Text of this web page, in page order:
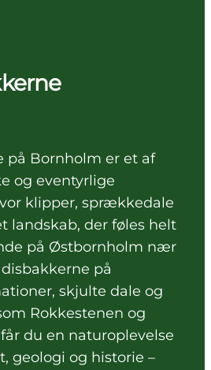
på Bornholm er et af
og eventyrlige
klipper, sprækkedale
landskab, der føles helt
på Østbornholm nær
på
skjulte dale og
Rokkestenen og
du en naturoplevelse
geologi og historie –